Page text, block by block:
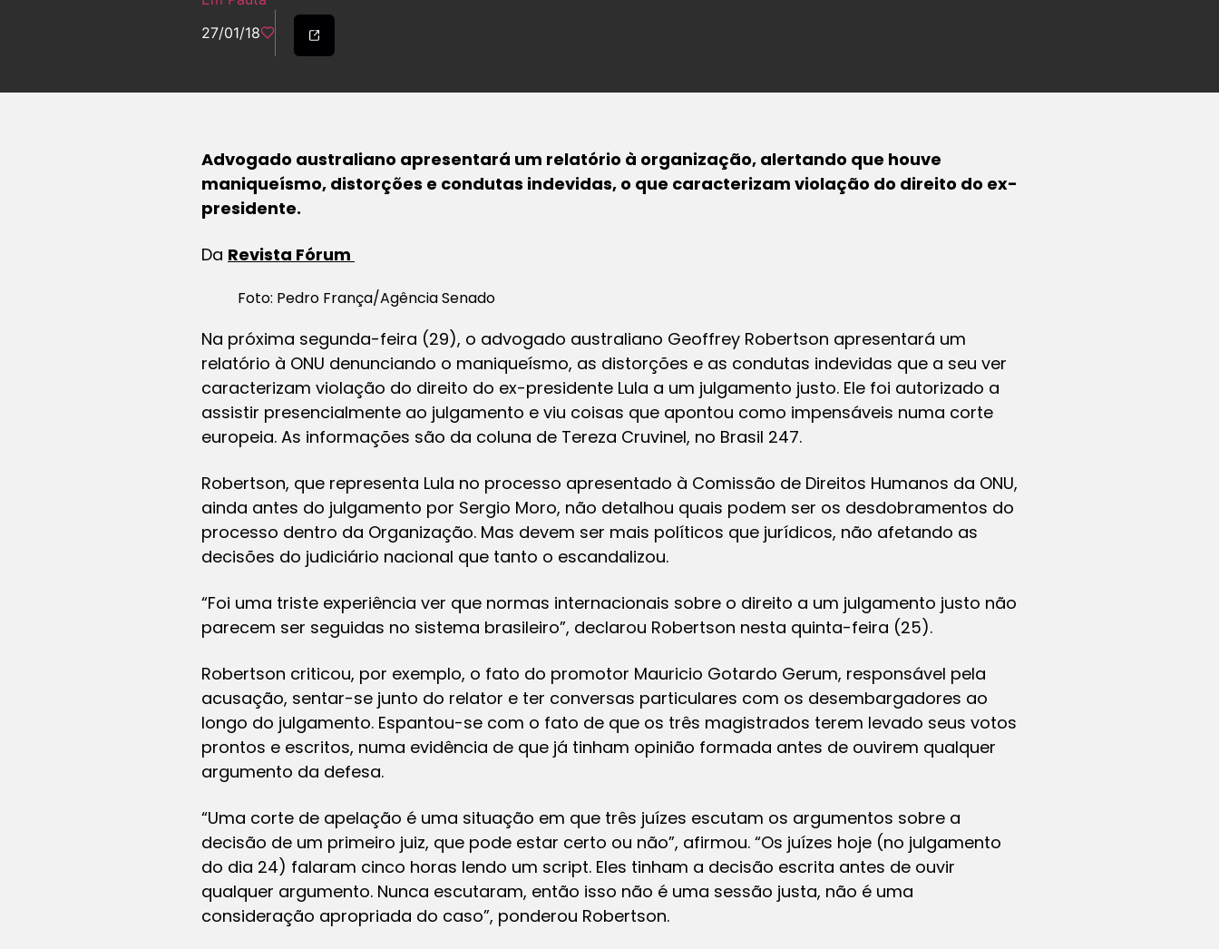
27/01/18
Advogado australiano apresentará um relatório à organização, alertando que houve
maniqueísmo, distorções e condutas indevidas, o que caracterizam violação do direito do ex-
presidente.
Da Revista Fórum
Foto: Pedro França/Agência Senado
Na próxima segunda-feira (29), o advogado australiano Geoffrey Robertson apresentará um
relatório à ONU denunciando o maniqueísmo, as distorções e as condutas indevidas que a seu ver
caracterizam violação do direito do ex-presidente Lula a um julgamento justo. Ele foi autorizado a
assistir presencialmente ao julgamento e viu coisas que apontou como impensáveis numa corte
europeia. As informações são da coluna de Tereza Cruvinel, no Brasil 247.
Robertson, que representa Lula no processo apresentado à Comissão de Direitos Humanos da ONU,
ainda antes do julgamento por Sergio Moro, não detalhou quais podem ser os desdobramentos do
processo dentro da Organização. Mas devem ser mais políticos que jurídicos, não afetando as
decisões do judiciário nacional que tanto o escandalizou.
“Foi uma triste experiência ver que normas internacionais sobre o direito a um julgamento justo não
parecem ser seguidas no sistema brasileiro”, declarou Robertson nesta quinta-feira (25).
Robertson criticou, por exemplo, o fato do promotor Mauricio Gotardo Gerum, responsável pela
acusação, sentar-se junto do relator e ter conversas particulares com os desembargadores ao
longo do julgamento. Espantou-se com o fato de que os três magistrados terem levado seus votos
prontos e escritos, numa evidência de que já tinham opinião formada antes de ouvirem qualquer
argumento da defesa.
“Uma corte de apelação é uma situação em que três juízes escutam os argumentos sobre a
decisão de um primeiro juiz, que pode estar certo ou não”, afirmou. “Os juízes hoje (no julgamento
do dia 24) falaram cinco horas lendo um script. Eles tinham a decisão escrita antes de ouvir
qualquer argumento. Nunca escutaram, então isso não é uma sessão justa, não é uma
consideração apropriada do caso”, ponderou Robertson.